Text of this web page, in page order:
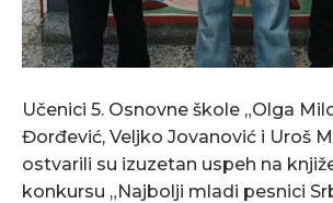
Učenici 5. Osnovne škole „Olga
Đorđević, Veljko Jovanović i Uroš
ostvarili su izuzetan uspeh na
konkursu „Najbolji mladi pesnici